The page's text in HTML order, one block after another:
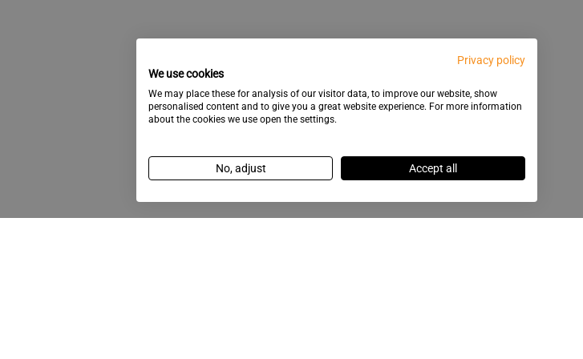
Privacy policy
We use cookies
We may place these for analysis of our visitor data, to improve our website, show
personalised content and to give you a great website experience. For more information
about the cookies we use open the settings.
No, adjust Accept all